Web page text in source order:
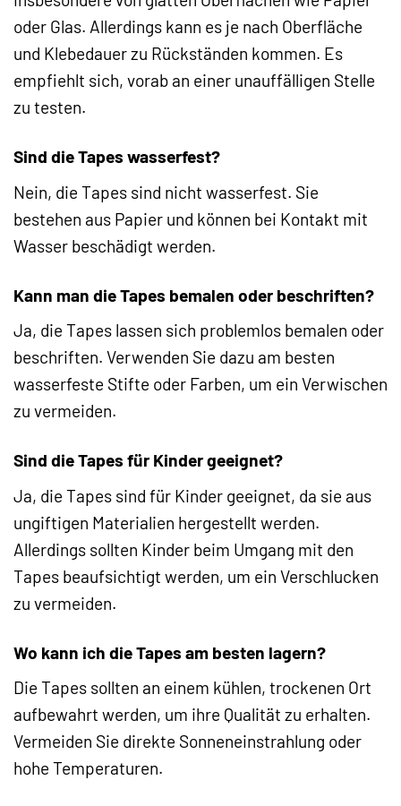
oder Glas. Allerdings kann es je nach Oberfläche
und Klebedauer zu Rückständen kommen. Es
empfiehlt sich, vorab an einer unauffälligen Stelle
zu testen.
Sind die Tapes wasserfest?
Nein, die Tapes sind nicht wasserfest. Sie
bestehen aus Papier und können bei Kontakt mit
Wasser beschädigt werden.
Kann man die Tapes bemalen oder beschriften?
Ja, die Tapes lassen sich problemlos bemalen oder
beschriften. Verwenden Sie dazu am besten
wasserfeste Stifte oder Farben, um ein Verwischen
zu vermeiden.
Sind die Tapes für Kinder geeignet?
Ja, die Tapes sind für Kinder geeignet, da sie aus
ungiftigen Materialien hergestellt werden.
Allerdings sollten Kinder beim Umgang mit den
Tapes beaufsichtigt werden, um ein Verschlucken
zu vermeiden.
Wo kann ich die Tapes am besten lagern?
Die Tapes sollten an einem kühlen, trockenen Ort
aufbewahrt werden, um ihre Qualität zu erhalten.
Vermeiden Sie direkte Sonneneinstrahlung oder
hohe Temperaturen.